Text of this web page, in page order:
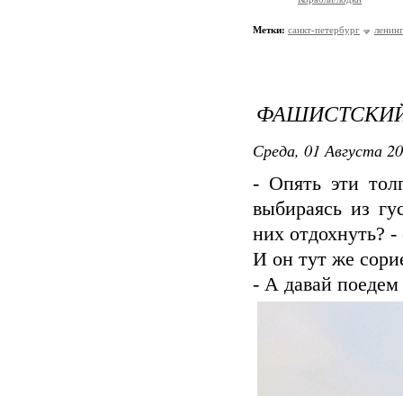
Метки: санкт-петербург
Среда, 01 Августа
- Опять эти
выбираясь из
них отдохнуть?
И он тут же
- А давай